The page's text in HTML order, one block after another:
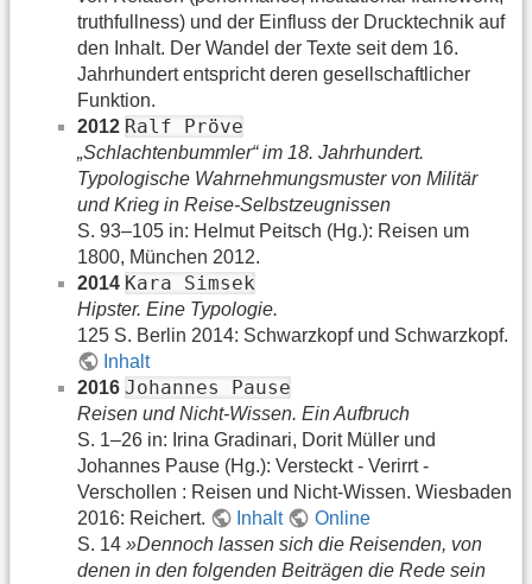
truthfullness) und der Einfluss der Drucktechnik auf
den Inhalt. Der Wandel der Texte seit dem 16.
Jahrhundert entspricht deren gesellschaftlicher
Funktion.
2012 Ralf Pröve
„Schlachtenbummler“ im 18. Jahrhundert.
Typologische Wahrnehmungsmuster von Militär
und Krieg in Reise-Selbstzeugnissen
S. 93–105 in: Helmut Peitsch (Hg.): Reisen um
1800, München 2012.
2014 Kara Simsek
Hipster. Eine Typologie.
125 S. Berlin 2014: Schwarzkopf und Schwarzkopf.
Inhalt
2016 Johannes Pause
Reisen und Nicht-Wissen. Ein Aufbruch
S. 1–26 in: Irina Gradinari, Dorit Müller und
Johannes Pause (Hg.): Versteckt - Verirrt -
Verschollen : Reisen und Nicht-Wissen. Wiesbaden
2016: Reichert.
Inhalt
Online
S. 14 »Dennoch lassen sich die Reisenden, von
denen in den folgenden Beiträgen die Rede sein